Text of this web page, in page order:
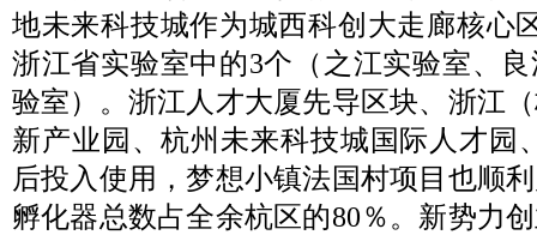
地未来科技城作为城西科创大走廊核心
浙江省实验室中的3个（之江实验室、
验室）。浙江人才大厦先导区块、浙江
新产业园、杭州未来科技城国际人才园
后投入使用，梦想小镇法国村项目也顺
孵化器总数占全余杭区的80％。新势力